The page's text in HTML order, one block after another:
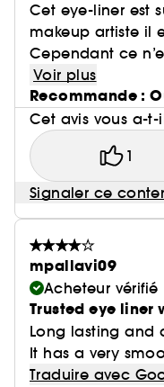
Cet eye-liner est
makeup artiste il
Cependant ce
Voir plus
Recommande :
Cet avis vous a-t-
1
Signaler ce
mpallavi09
Acheteur vérifié
Trusted eye liner
Long lasting and
It has a very
Traduire avec